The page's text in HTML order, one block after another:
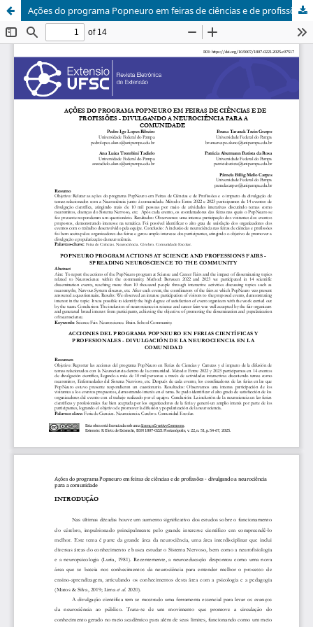
Ações do programa Popneuro em feiras de ciências e de profissões - divulgando a neurociência para a comunidade